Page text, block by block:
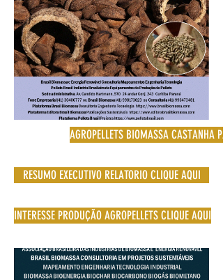
AGROPELLETS BIOMASSA CASTANHA
RESUMO EXECUTIVO RELATORIO CLIQUE AQUI
INTERESSE PRODUÇÃO AGROPELLETS CLIQUE AQUI